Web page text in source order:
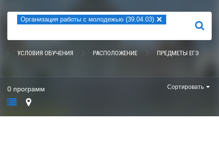
Организация работы с молодежью (39.04.03) ×
НАЙТИ
УСЛОВИЯ ОБУЧЕНИЯ РАСПОЛОЖЕНИЕ ПРЕДМЕТЫ ЕГЭ
0 программ Сортировать